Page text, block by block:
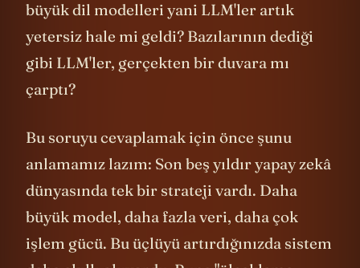
büyük dil modelleri yani LLM'ler artık
yetersiz hale mi geldi? Bazılarının dediği
gibi LLM'ler, gerçekten bir duvara mı
çarptı?
Bu soruyu cevaplamak için önce şunu
anlamamız lazım: Son beş yıldır yapay zekâ
dünyasında tek bir strateji vardı. Daha
büyük model, daha fazla veri, daha çok
işlem gücü. Bu üçlüyü artırdığınızda sistem